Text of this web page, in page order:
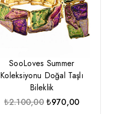
SooLoves Summer
Koleksiyonu Doğal Taşlı
Bileklik
₺2.100,00 Orijinal
₺970,00Şu